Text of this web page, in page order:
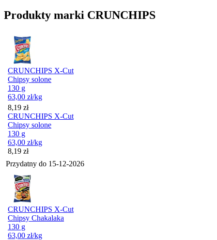
Produkty marki CRUNCHIPS
CRUNCHIPS X-Cut
Chipsy solone
130 g
63,00 zł/kg
Cena
8,19 zł
CRUNCHIPS X-Cut
Chipsy solone
130 g
63,00 zł/kg
Cena
8,19 zł
Przydatny do 15-12-2026
CRUNCHIPS X-Cut
Chipsy Chakalaka
130 g
63,00 zł/kg